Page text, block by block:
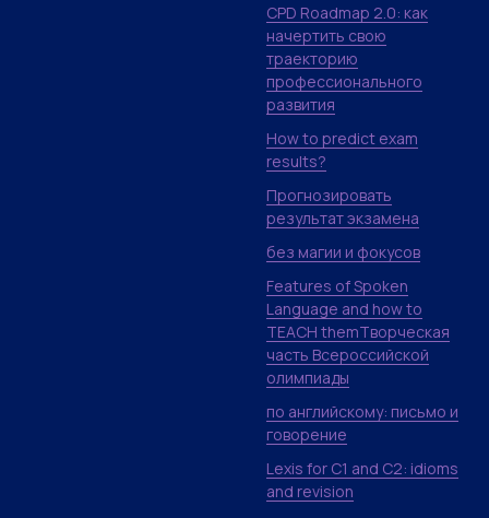
CPD Roadmap 2.0: как
начертить свою
траекторию
профессионального
развития
How to predict exam
results?
Прогнозировать
результат экзамена
без магии и фокусов
Features of Spoken
Language and how to
TEACH themТворческая
часть Всероссийской
олимпиады
по английскому: письмо и
говорение
Lexis for C1 and C2: idioms
and revision